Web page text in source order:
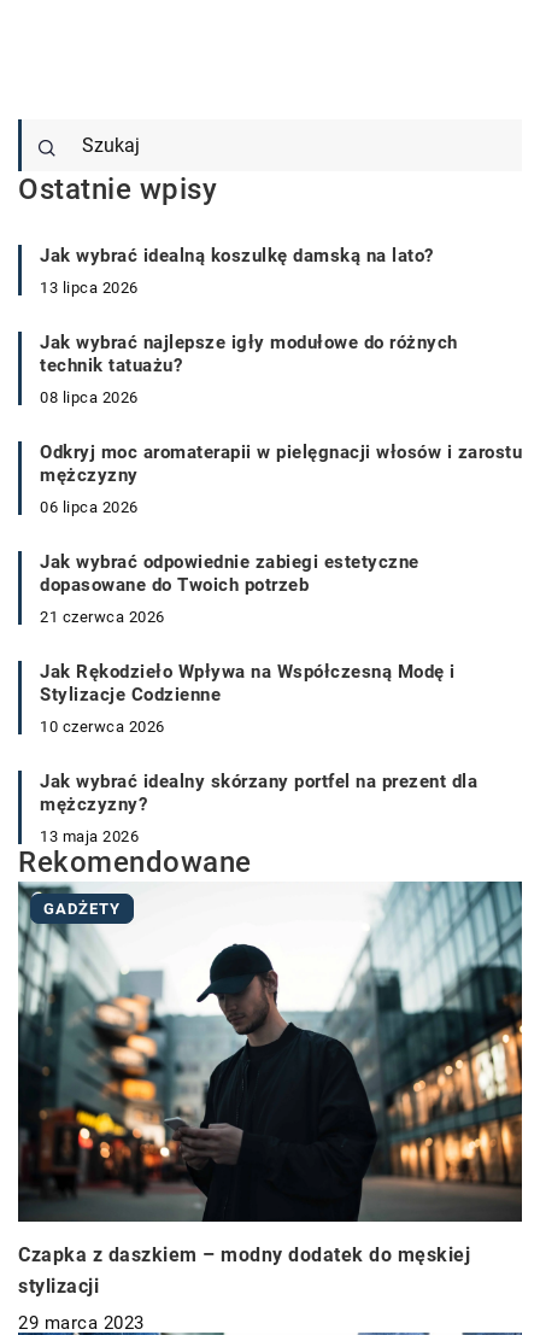
Ostatnie wpisy
Jak wybrać idealną koszulkę damską na lato?
13 lipca 2026
Jak wybrać najlepsze igły modułowe do różnych
technik tatuażu?
08 lipca 2026
Odkryj moc aromaterapii w pielęgnacji włosów i zarostu
mężczyzny
06 lipca 2026
Jak wybrać odpowiednie zabiegi estetyczne
dopasowane do Twoich potrzeb
21 czerwca 2026
Jak Rękodzieło Wpływa na Współczesną Modę i
Stylizacje Codzienne
10 czerwca 2026
Jak wybrać idealny skórzany portfel na prezent dla
mężczyzny?
13 maja 2026
Rekomendowane
GADŻETY
Czapka z daszkiem – modny dodatek do męskiej
stylizacji
29 marca 2023